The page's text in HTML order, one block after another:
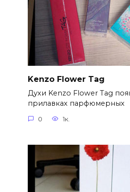
Kenzo Flower Tag
Духи Kenzo Flower Tag
прилавках парфюмерных
0 1к.